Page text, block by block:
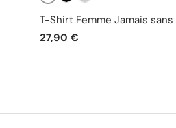
Blanc
T-Shirt Femme Jamais
27,90 €